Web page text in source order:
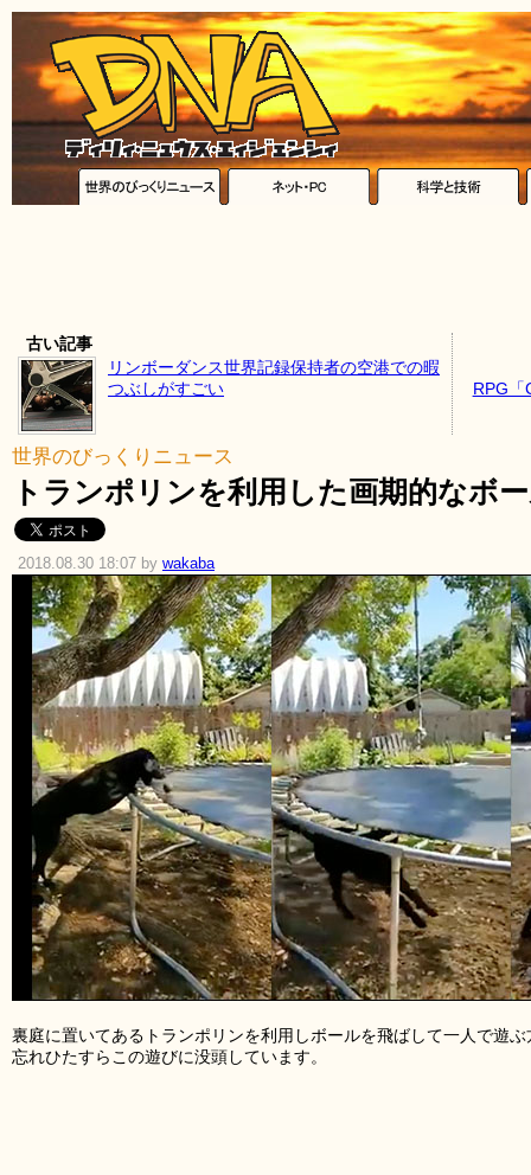
古い記事
リンボーダンス世界記録保持者の空港での暇
つぶしがすごい
RPG「
世界のびっくりニュース
トランポリンを利用した画期的なボ
2018.08.30 18:07 by wakaba
裏庭に置いてあるトランポリンを利用しボールを飛ばして一人で遊
忘れひたすらこの遊びに没頭しています。